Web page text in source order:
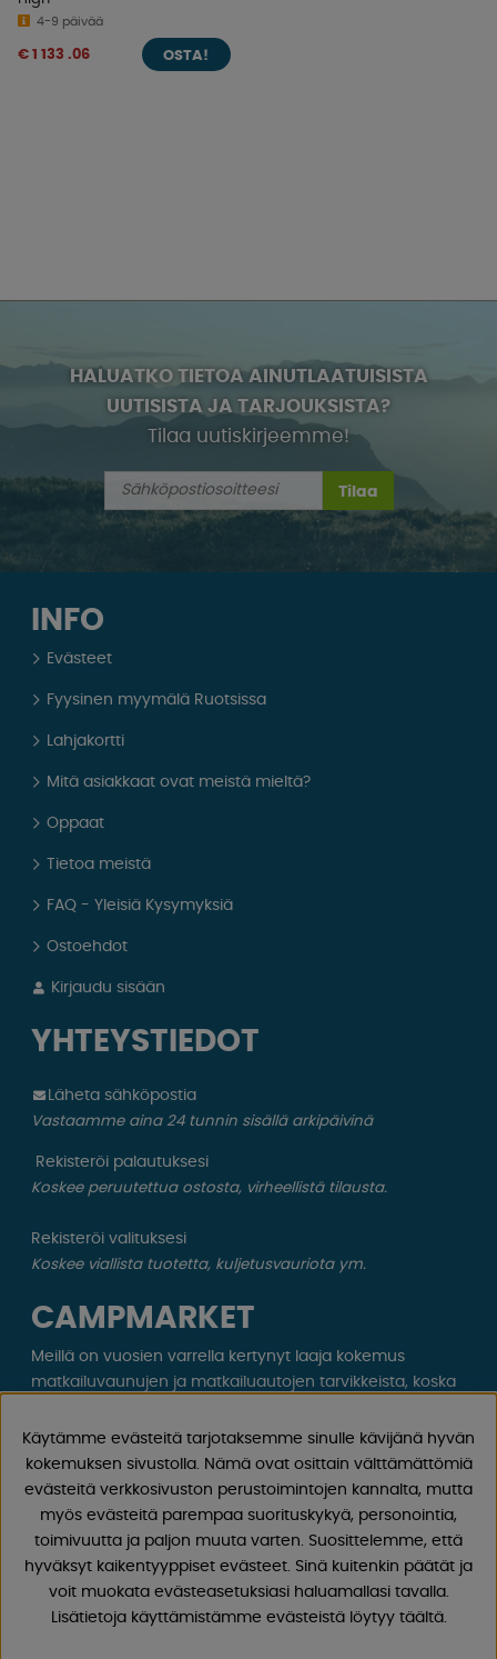
4-9 päivää
€ 1 133 .06 OSTA!
HALUATKO TIETOA AINUTLAATUISISTA
UUTISISTA JA TARJOUKSISTA?
Tilaa uutiskirjeemme!
Tilaa
INFO
Evästeet
Fyysinen myymälä Ruotsissa
Lahjakortti
Mitä asiakkaat ovat meistä mieltä?
Oppaat
Tietoa meistä
FAQ - Yleisiä Kysymyksiä
Ostoehdot
Kirjaudu sisään
YHTEYSTIEDOT
Läheta sähköpostia
Vastaamme aina 24 tunnin sisällä arkipäivinä
Rekisteröi palautuksesi
Koskee peruutettua ostosta, virheellistä tilausta.
Rekisteröi valituksesi
Koskee viallista tuotetta, kuljetusvauriota ym.
CAMPMARKET
Meillä on vuosien varrella kertynyt laaja kokemus
matkailuvaunujen ja matkailuautojen tarvikkeista, koska
näiden varaosia ja tarvikkeita vuodesta 1968 lähtien.
Tarjoamme laajan valikoiman erilaisia ​​tuotteita retkeilyyn
ja vapaa-aikaan hyvillä hinnoilla ja alhaisilla
toimituskuluilla. Löydät 30 000 tuotteestamme varmasti
jotain, josta pidät!
Seuraa meitä Facebookissa ja Instagramissa saadaksesi
inspiraatiota, uutisia ja ainutlaatuisia tarjouksia.
Käytämme evästeitä tarjotaksemme sinulle kävijänä hyvän
kokemuksen sivustolla. Nämä ovat osittain välttämättömiä
evästeitä verkkosivuston perustoimintojen kannalta, mutta
myös evästeitä parempaa suorituskykyä, personointia,
toimivuutta ja paljon muuta varten. Suosittelemme, että
hyväksyt kaikentyyppiset evästeet. Sinä kuitenkin päätät ja
voit muokata evästeasetuksiasi haluamallasi tavalla.
Lisätietoja käyttämistämme evästeistä löytyy täältä.